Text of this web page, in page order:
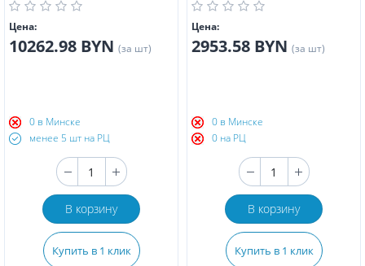
Цена:
10262.98 BYN (за шт)
0 в Минске
менее 5 шт на РЦ
В корзину
Купить в 1 клик
Цена:
2953.58 BYN (за шт)
0 в Минске
0 на РЦ
В корзину
Купить в 1 клик